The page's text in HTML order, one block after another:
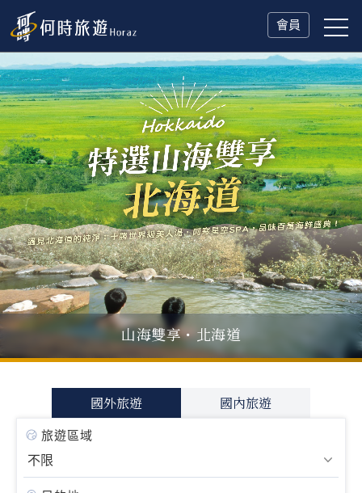
會員
父親節．限時特別企劃
一人旅行Solo Travel山海雙享・北海道
國外旅遊 國內旅遊
旅遊區域